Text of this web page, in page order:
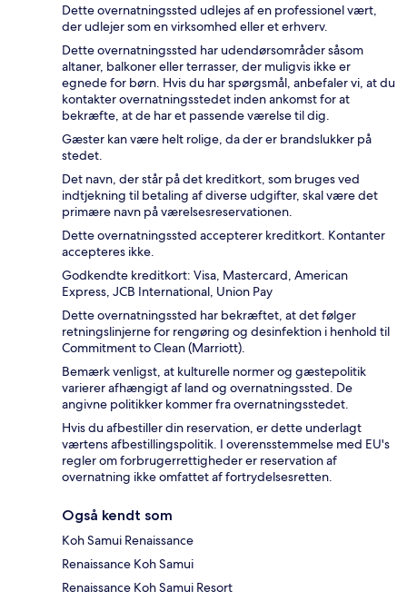
Dette overnatningssted udlejes af en professionel vært,
der udlejer som en virksomhed eller et erhverv.
Dette overnatningssted har udendørsområder såsom
altaner, balkoner eller terrasser, der muligvis ikke er
egnede for børn. Hvis du har spørgsmål, anbefaler vi, at du
kontakter overnatningsstedet inden ankomst for at
bekræfte, at de har et passende værelse til dig.
Gæster kan være helt rolige, da der er brandslukker på
stedet.
Det navn, der står på det kreditkort, som bruges ved
indtjekning til betaling af diverse udgifter, skal være det
primære navn på værelsesreservationen.
Dette overnatningssted accepterer kreditkort. Kontanter
accepteres ikke.
Godkendte kreditkort: Visa, Mastercard, American
Express, JCB International, Union Pay
Dette overnatningssted har bekræftet, at det følger
retningslinjerne for rengøring og desinfektion i henhold til
Commitment to Clean (Marriott).
Bemærk venligst, at kulturelle normer og gæstepolitik
varierer afhængigt af land og overnatningssted. De
angivne politikker kommer fra overnatningsstedet.
Hvis du afbestiller din reservation, er dette underlagt
værtens afbestillingspolitik. I overensstemmelse med EU's
regler om forbrugerrettigheder er reservation af
overnatning ikke omfattet af fortrydelsesretten.
Også kendt som
Koh Samui Renaissance
Renaissance Koh Samui
Renaissance Koh Samui Resort